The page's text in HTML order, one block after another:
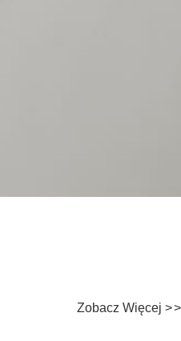
Zobacz Więcej >>